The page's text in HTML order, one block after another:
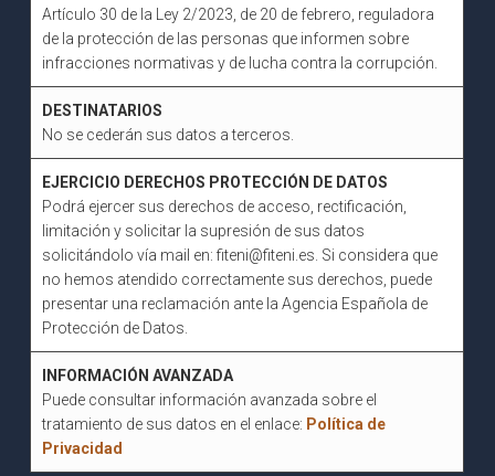
Artículo 30 de la Ley 2/2023, de 20 de febrero, reguladora
de la protección de las personas que informen sobre
infracciones normativas y de lucha contra la corrupción.
DESTINATARIOS
No se cederán sus datos a terceros.
EJERCICIO DERECHOS PROTECCIÓN DE DATOS
Podrá ejercer sus derechos de acceso, rectificación,
limitación y solicitar la supresión de sus datos
solicitándolo vía mail en: fiteni@fiteni.es. Si considera que
no hemos atendido correctamente sus derechos, puede
presentar una reclamación ante la Agencia Española de
Protección de Datos.
INFORMACIÓN AVANZADA
Puede consultar información avanzada sobre el
tratamiento de sus datos en el enlace: Política de
Privacidad